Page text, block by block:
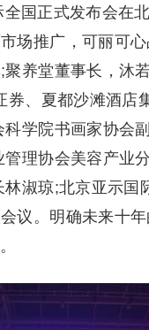
国正式发布会在
场推广，可丽可
养堂董事长，沐
券、夏都沙滩酒店
学院书画家协会
理协会美容产业
淑琼;北京亚示
议。明确未来十